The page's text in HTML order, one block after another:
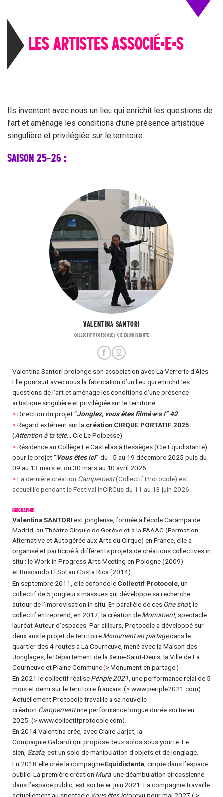
LES ARTISTES ASSOCIÉ•E•S
Ils inventent avec nous un lieu qui enrichit les questions de
l’art et aménage les conditions d’une présence artistique
singulière et privilégiée sur le territoire.
SAISON 25-26 :
VALENTINA SANTORI
COLLECTIF PROTOCOLE | CIE EQUIDISTANTE
Valentina Santori prolonge son association avec La Verrerie d’Alès.
Elle poursuit avec nous la fabrication d’un lieu qui enrichit les
questions de l’art et aménage les conditions d’une présence
artistique singulière et privilégiée sur le territoire.
>Direction du projet “Jonglez, vous êtes filmé·e·s !” #2
>Regard extérieur sur la création CIRQUE PORTATIF 2025
(Attention à ta tête…Cie Le Polpesse)
>Résidence au Collège Le Castellas à Bessèges (Cie Équidistante)
pour le projet “Vous êtes ici“du 15 au 19 décembre 2025 puis du
09 au 13 mars et du 30 mars au 10 avril 2026.
>La dernière création Campement(Collectif Protocole) est
accueillie pendant le Festival inCIRCus du 11 au 13 juin 2026.
——————————
BIOGRAPHIE
Valentina SANTORIest jongleuse, formée à l’école Carampa de
Madrid, au Théâtre Cirqule de Genève et à la FAAAC (Formation
Alternative et Autogérée aux Arts du Cirque) en France, elle a
organisé et participé à différents projets de créations collectives in
situ : le Work in Progress Arts Meeting en Pologne (2009)
et Buscando El Sol au Costa Rica (2014).
En septembre 2011, elle cofonde leCollectif Protocole , un
collectif de 5 jongleurs massues qui développe sa recherche
autour de l’improvisation in situ. En parallèle de cesOne shot, le
collectif entreprend, en 2017, la création deMonument, spectacle
lauréat Auteur d’espaces. Par ailleurs, Protocole a développé sur
deux ans le projet de territoireMonument en partagedans le
quartier des 4 routes à La Courneuve, mené avec la Maison des
Jonglages, le Département de la Seine-Saint-Denis, la Ville de La
Courneuve et Plaine Commune(>Monument en partage)
En 2021 le collectif réalisePériple 2021 , une performance relai de 5
mois et demi sur le territoire français. (>www.periple2021.com).
Actuellement Protocole travaille à sa nouvelle
création Campementune performance longue durée sortie en
2025. (>www.collectifprotocole.com).
En 2014 Valentina crée, avec Claire Jarjat, la
Compagnie Gabardì qui propose deux solos sous yourte. Le
sien, Szafa, est un solo de manipulation d’objets et de jonglage.
En 2018 elle crée la compagnieEquidistante , cirque dans l’espace
public. La première création Mura, une déambulation circassienne
dans l’espace public, est sortie en juin 2021. La compagnie travaille
actuellement au spectacle Vous êtes iciprevu pour mai 2027 ( >